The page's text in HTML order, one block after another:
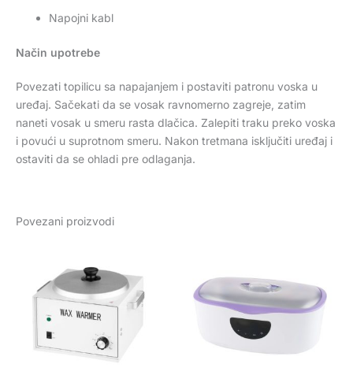
Napojni kabl
Način upotrebe
Povezati topilicu sa napajanjem i postaviti patronu voska u
uređaj. Sačekati da se vosak ravnomerno zagreje, zatim
naneti vosak u smeru rasta dlačica. Zalepiti traku preko voska
i povući u suprotnom smeru. Nakon tretmana isključiti uređaj i
ostaviti da se ohladi pre odlaganja.
Povezani proizvodi